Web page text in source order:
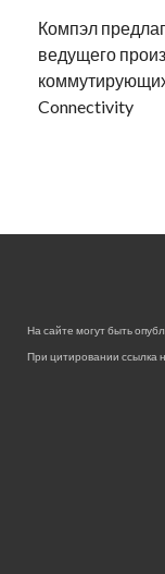
Компэл
ведущего
Connectivity
На сайте могут быть
При цитировании ссылка